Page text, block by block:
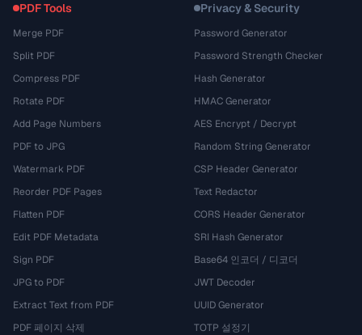
PDF Tools
Merge PDF
Split PDF
Compress PDF
Rotate PDF
Add Page Numbers
PDF to JPG
Watermark PDF
Reorder PDF Pages
Flatten PDF
Edit PDF Metadata
Sign PDF
JPG to PDF
Extract Text from PDF
PDF 페이지 삭제
Privacy & Security
Password Generator
Password Strength Checker
Hash Generator
HMAC Generator
AES Encrypt / Decrypt
Random String Generator
CSP Header Generator
Text Redactor
CORS Header Generator
SRI Hash Generator
Base64 인코더 / 디코더
JWT Decoder
UUID Generator
TOTP 설정기